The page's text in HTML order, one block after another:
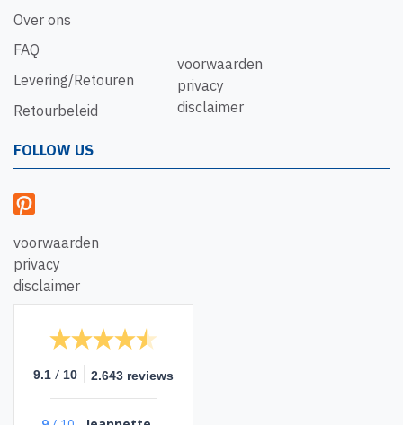
Over ons
FAQ
Levering/Retouren
Retourbeleid
voorwaarden
privacy
disclaimer
FOLLOW US
voorwaarden
privacy
disclaimer
9.1 / 10 2.643 reviews